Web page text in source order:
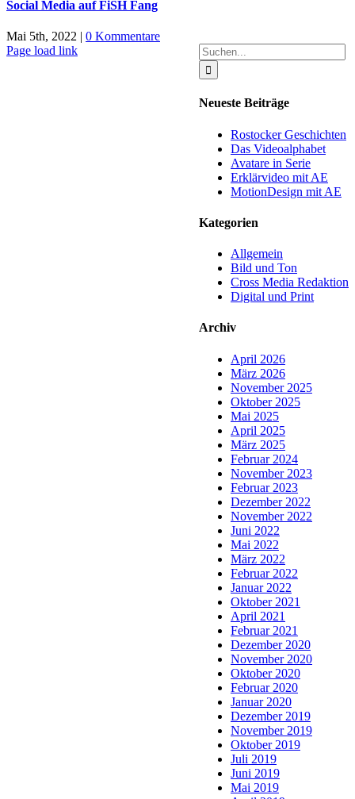
Social Media auf FiSH Fang
Mai 5th, 2022 | 0 Kommentare
Suche
nach:
Neueste Beiträge
Rostocker Geschichten
Das Videoalphabet
Avatare in Serie
Erklärvideo mit AE
MotionDesign mit AE
Kategorien
Allgemein
Bild und Ton
Cross Media Redaktion
Digital und Print
Archiv
April 2026
März 2026
November 2025
Oktober 2025
Mai 2025
April 2025
März 2025
Februar 2024
November 2023
Februar 2023
Dezember 2022
November 2022
Juni 2022
Mai 2022
März 2022
Februar 2022
Januar 2022
Oktober 2021
April 2021
Februar 2021
Dezember 2020
November 2020
Oktober 2020
Februar 2020
Januar 2020
Dezember 2019
November 2019
Oktober 2019
Juli 2019
Juni 2019
Mai 2019
Page load link